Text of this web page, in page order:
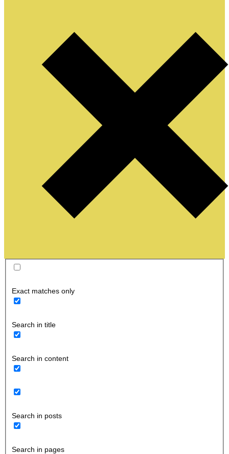
Exact matches only
Search in title
Search in content
Search in posts
Search in pages